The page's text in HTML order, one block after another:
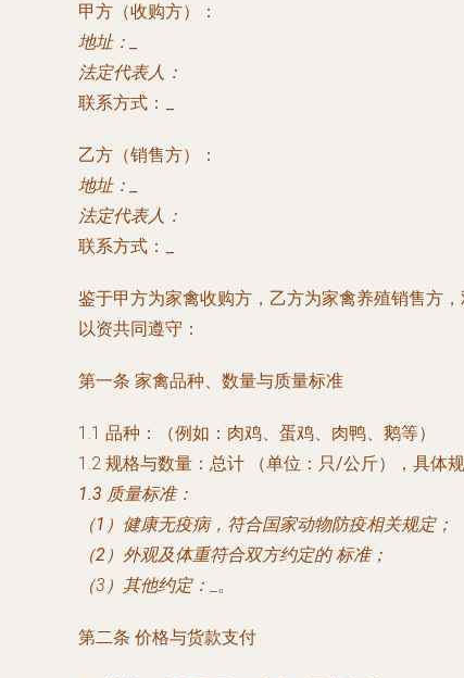
甲方（收购方）：
地址：
法定代表人：
联系方式：
乙方（销售方）：
地址：
法定代表人：
联系方式：
鉴于甲方为家禽收购方，乙方为家禽养殖销售方
以资共同遵守：
第一条 家禽品种、数量与质量标准
1.1 品种：
（例如：肉鸡、蛋鸡、肉鸭、鹅等）
1.2 规格与数量：总计
（单位：只/公斤），具体
1.3 质量标准：
（1）健康无疫病，符合国家动物防疫相关规定；
（2）外观及体重符合双方约定的标准；
（3）其他约定：
_。
第二条 价格与货款支付